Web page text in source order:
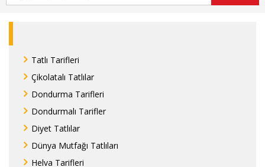
Tatlı Tarifleri
Çikolatalı Tatlılar
Dondurma Tarifleri
Dondurmalı Tarifler
Diyet Tatlılar
Dünya Mutfağı Tatlıları
Helva Tarifleri